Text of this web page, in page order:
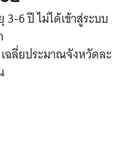
6 ปี ไม่ได้เข้าสู่ระบบ
ฉลี่ยประมาณจังหวัดละ